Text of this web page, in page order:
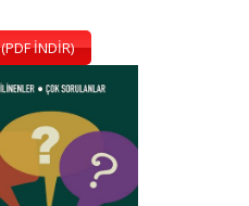
İNDİR)